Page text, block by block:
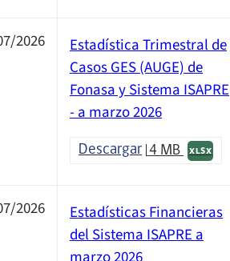
2026
Estadística Trimestral de
Casos GES (AUGE) de
Fonasa y Sistema ISAPRE
- a marzo 2026
Descargar 4 MB XLSX
2026
Estadísticas Financieras
del Sistema ISAPRE a